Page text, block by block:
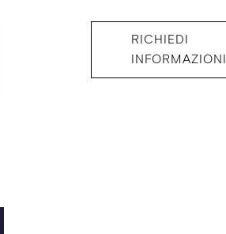
RICHIEDI
INFORMAZIONI